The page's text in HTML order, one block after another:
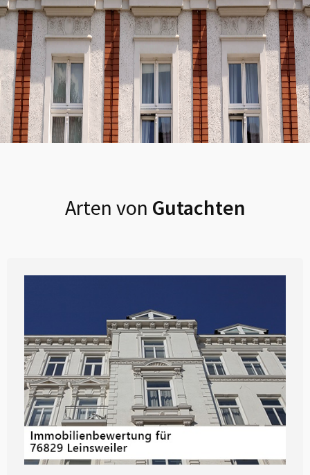
Arten von Gutachten